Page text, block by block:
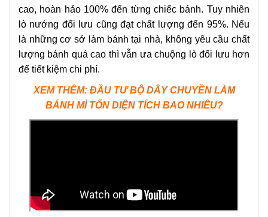
cao, hoàn hảo 100% đến từng chiếc bánh. Tuy nhiên
lò nướng đối lưu cũng đạt chất lượng đến 95%. Nếu
là những cơ sở làm bánh tại nhà, không yêu cầu chất
lượng bánh quá cao thì vẫn ưa chuộng lò đối lưu hơn
để tiết kiệm chi phí.
XEM THÊM: ĐẦU TƯ BỘ DÂY CHUYỀN LÀM
BÁNH MÌ TỐN DIỆN TÍCH BAO NHIÊU?